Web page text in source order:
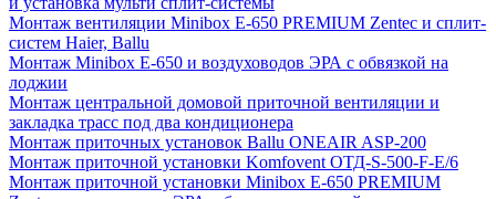
Монтаж вентиляции Minibox E-650 PREMIUM Zentec и сплит-
систем Haier, Ballu
Монтаж Minibox E-650 и воздуховодов ЭРА с обвязкой на
лоджии
Монтаж центральной домовой приточной вентиляции и
закладка трасс под два кондиционера
Монтаж приточных установок Ballu ONEAIR ASP-200
Монтаж приточной установки Komfovent ОТД-S-500-F-E/6
Монтаж приточной установки Minibox E-650 PREMIUM